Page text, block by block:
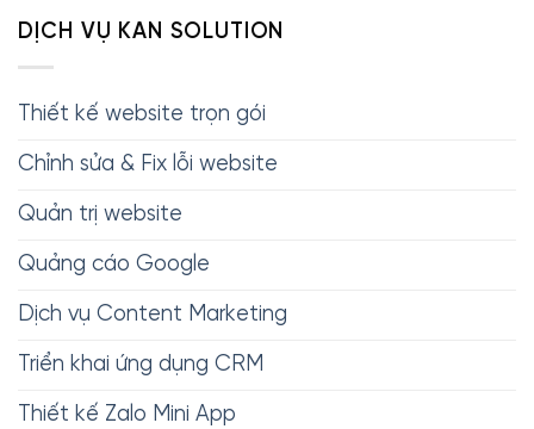
DỊCH VỤ KAN SOLUTION
Thiết kế website trọn gói
Chỉnh sửa & Fix lỗi website
Quản trị website
Quảng cáo Google
Dịch vụ Content Marketing
Triển khai ứng dụng CRM
Thiết kế Zalo Mini App